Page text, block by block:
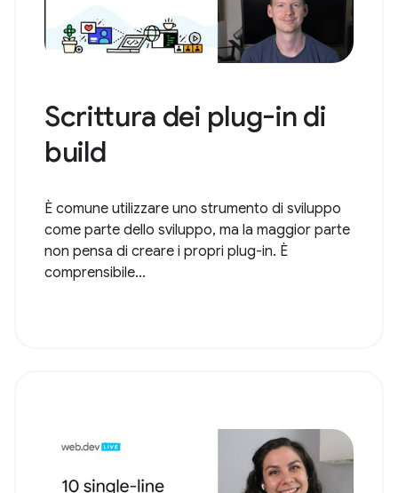
Scrittura dei plug-in di
build
È comune utilizzare uno strumento di sviluppo
come parte dello sviluppo, ma la maggior parte
non pensa di creare i propri plug-in. È
comprensibile...